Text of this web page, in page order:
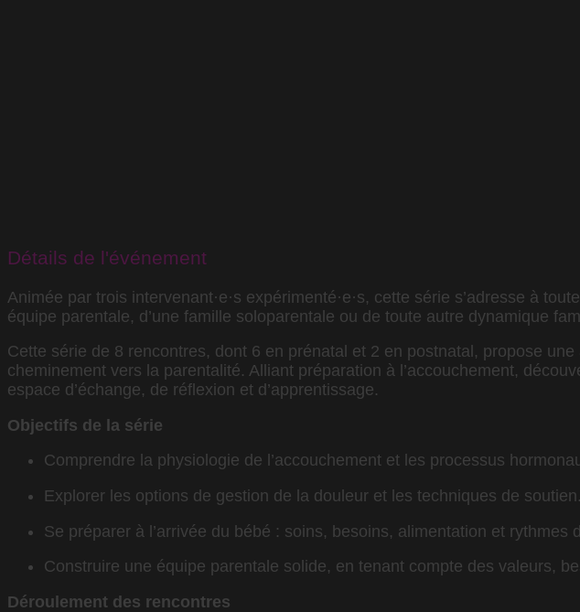
Détails de l'événement
Animée par trois intervenant·e·s expérimenté·e·s, cette série s’adresse à
équipe parentale, d’une famille soloparentale ou de toute autre dynamique
Cette série de 8 rencontres, dont 6 en prénatal et 2 en postnatal, propose
cheminement vers la parentalité. Alliant préparation à l’accouchement,
espace d’échange, de réflexion et d’apprentissage.
Objectifs de la série
Comprendre la physiologie de l’accouchement et les processus
Explorer les options de gestion de la douleur et les techniques de soutien.
Se préparer à l’arrivée du bébé : soins, besoins, alimentation et rythmes
Construire une équipe parentale solide, en tenant compte des valeurs,
Déroulement des rencontres